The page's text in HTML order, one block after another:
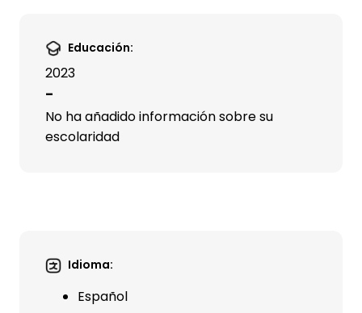
Educación:
2023
-
No ha añadido información sobre su
escolaridad
Idioma:
Español